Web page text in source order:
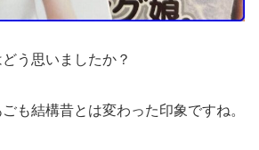
う思いましたか？
も結構昔とは変わった印象ですね。